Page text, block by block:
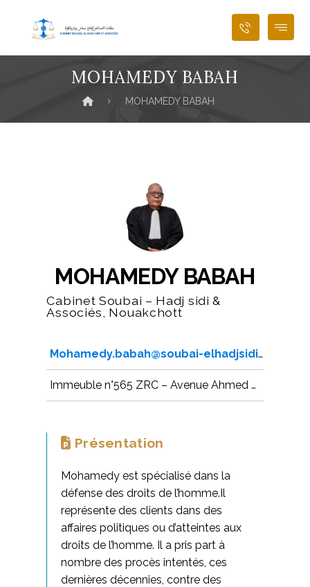
MOHAMEDY BABAH
MOHAMEDY BABAH
MOHAMEDY BABAH
Cabinet Soubai – Hadj sidi &
Associés, Nouakchott
Mohamedy.babah@soubai-elhadjsidi.com
Immeuble n°565 ZRC – Avenue Ahmed Bouceif, Tevragh Zeina
Présentation
Mohamedy est spécialisé dans la
défense des droits de l’homme.Il
représente des clients dans des
affaires politiques ou d’atteintes aux
droits de l’homme. Il a pris part à
nombre des procès intentés, ces
dernières décennies, contre des